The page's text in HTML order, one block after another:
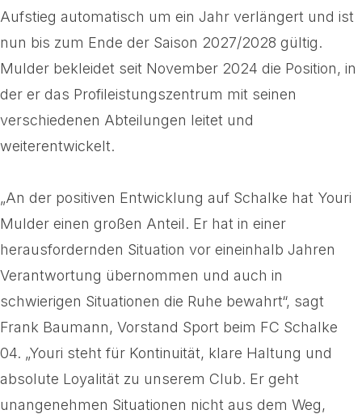
Aufstieg automatisch um ein Jahr verlängert und ist
nun bis zum Ende der Saison 2027/2028 gültig.
Mulder bekleidet seit November 2024 die Position, in
der er das Profileistungszentrum mit seinen
verschiedenen Abteilungen leitet und
weiterentwickelt.
„An der positiven Entwicklung auf Schalke hat Youri
Mulder einen großen Anteil. Er hat in einer
herausfordernden Situation vor eineinhalb Jahren
Verantwortung übernommen und auch in
schwierigen Situationen die Ruhe bewahrt“, sagt
Frank Baumann, Vorstand Sport beim FC Schalke
04. „Youri steht für Kontinuität, klare Haltung und
absolute Loyalität zu unserem Club. Er geht
unangenehmen Situationen nicht aus dem Weg,